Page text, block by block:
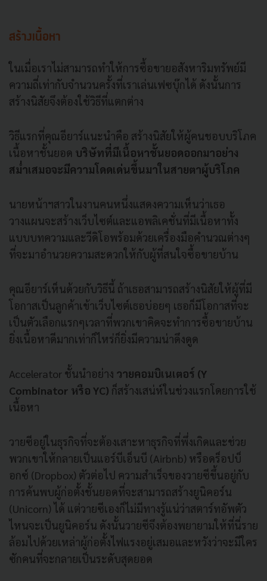
สร้างเนื้อหา
ในเมื่อเราไม่สามารถทำให้การซื้อขายอสังหาริมทรัพย์มี
ความถี่เท่ากับจำนวนครั้งที่เราเล่นเฟซบุ๊กได้ ดังนั้นการ
สร้างนิสัยจึงต้องใช้วิธีที่แตกต่าง
วิธีแรกที่คุณอียาร์แนะนำคือ สร้างนิสัยให้ผู้คนชอบบริโภค
เนื้อหาชั้นยอด บริษัทที่มีเนื้อหาชั้นยอดออกมาอย่าง
สม่ำเสมอจะมีความโดดเด่นขึ้นมาในสายตาผู้บริโภค
นายหน้าฯสาวในงานคนหนึ่งแสดงความเห็นว่าเธอ
วางแผนจะสร้างเว็บไซต์และแอพลิเคชั่นที่มีเนื้อหาทั้ง
แบบบทความและวีดิโอพร้อมด้วยเครื่องมือคำนวณต่างๆ
ที่จะมาอำนวยความสะดวกให้กับผู้ที่สนใจซื้อขายบ้าน
คุณอียาร์เห็นด้วยกับวิธีนี้ ถ้าเธอสามารถสร้างนิสัยให้ผู้ที่มี
โอกาสเป็นลูกค้าเข้าเว็บไซต์เธอบ่อยๆ เธอก็มีโอกาสที่จะ
เป็นตัวเลือกแรกๆเวลาที่พวกเขาคิดจะทำการซื้อขายบ้าน
ยิ่งเนื้อหาดีมากเท่าก็ไหร่ก็ยิ่งมีความน่าดึงดูด
Accelerator ชั้นนำอย่าง วายคอมบิเนเตอร์ (Y
Combinator หรือ YC) ก็สร้างเสน่ห์ในช่วงแรกโดยการใช้
เนื้อหา
วายซีอยู่ในธุรกิจที่จะต้องเสาะหาธุรกิจที่พึ่งเกิดและช่วย
พวกเขาให้กลายเป็นแอร์บีเอ็นบี (Airbnb) หรือดร็อปบ็
อกซ์ (Dropbox) ตัวต่อไป ความสำเร็จของวายซีขึ้นอยู่กับ
การค้นพบผู้ก่อตั้งชั้นยอดที่จะสามารถสร้างยูนิคอร์น
(Unicorn) ได้ แต่วายซีเองก็ไม่มีทางรู้แน่ว่าสตาร์ทอัพตัว
ไหนจะเป็นยูนิคอร์น ดังนั้นวายซีจึงต้องพยายามให้ที่นี่ราย
ล้อมไปด้วยเหล่าผู้ก่อตั้งไฟแรงอยู่เสมอและหวังว่าจะมีใคร
ซักคนที่จะกลายเป็นระดับสุดยอด